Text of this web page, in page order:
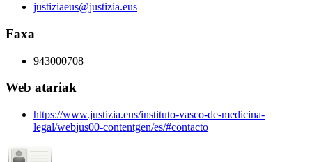
justiziaeus@justizia.eus
Faxa
943000708
Web atariak
https://www.justizia.eus/instituto-vasco-de-medicina-
legal/webjus00-contentgen/es/#contacto